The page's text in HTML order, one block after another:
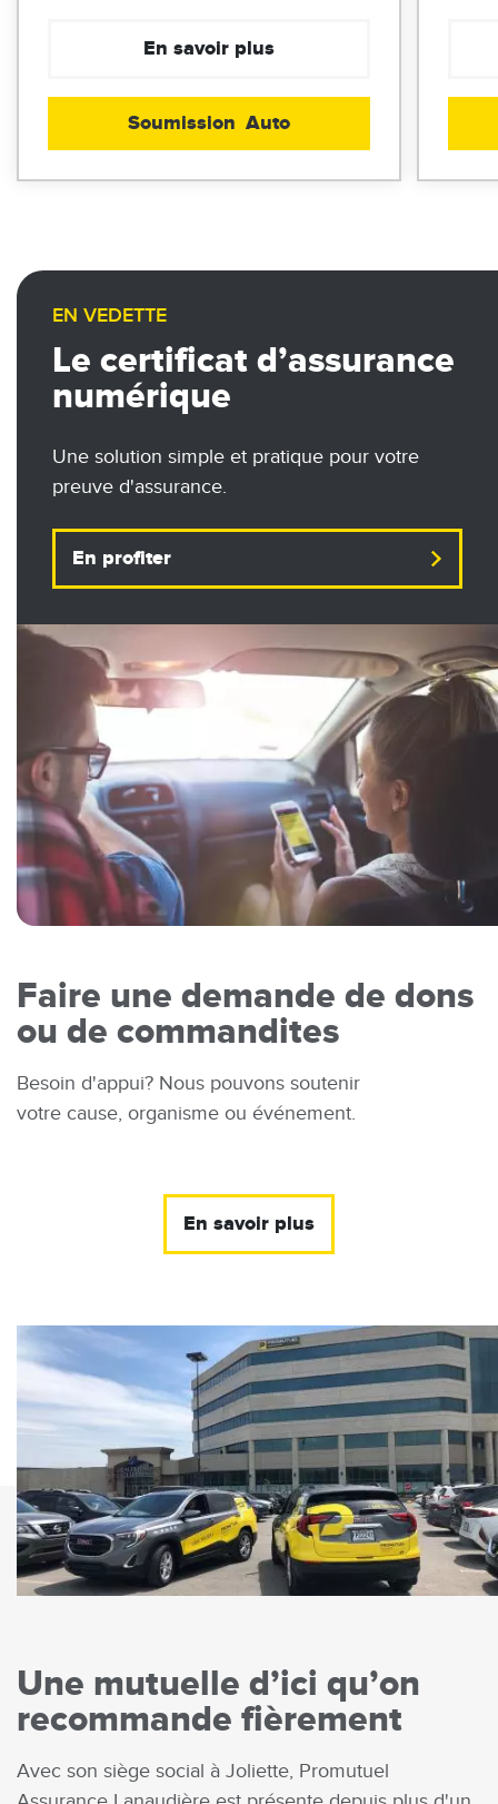
En savoir plus
Soumission Auto
Faire une demande de dons
ou de commandites
Besoin d'appui? Nous pouvons soutenir
votre cause, organisme ou événement.
En savoir plus
EN VEDETTE
Le certificat d’assurance
numérique
Une solution simple et pratique pour votre
preuve d'assurance.
En profiter
Une mutuelle d’ici qu’on
recommande fièrement
Avec son siège social à Joliette, Promutuel